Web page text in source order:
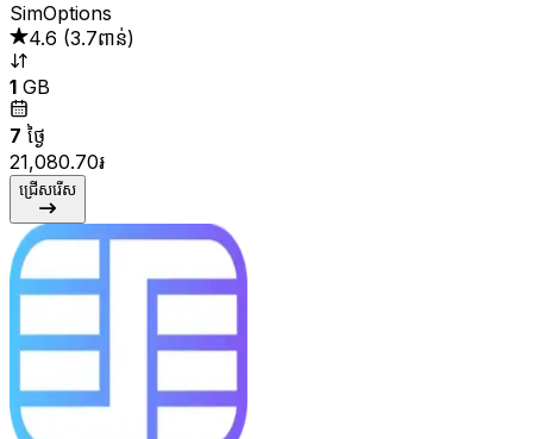
SimOptions
4.6 (3.7ពាន់)
1 GB
7 ថ្ងៃ
21,080.70៛
ជ្រើសរើស